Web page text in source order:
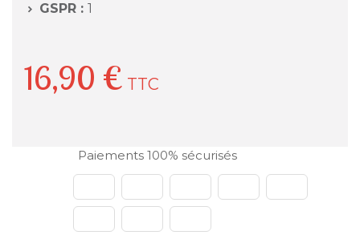
 GSPR : 1
16,90 € TTC
Paiements 100% sécurisés